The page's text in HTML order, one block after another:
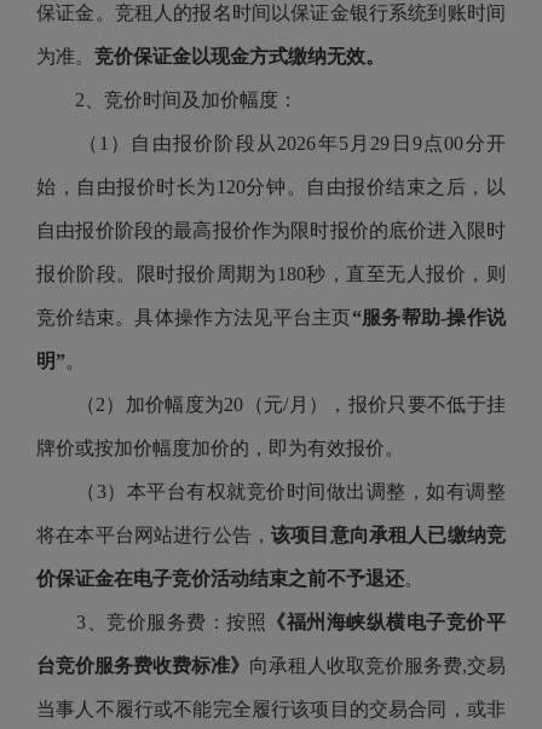
保证金。竞租人的报名时间以保证金银行系统到账时间
为准。 竞价保证金以现金方式缴纳无效。
2、竞价时间及加价幅度：
（ 1）自由报价阶段从2026年5月29日9点00分开
始，自由报价时长为120分钟。自由报价结束之后，以
自由报价阶段的最高报价作为限时报价的底价进入限时
报价阶段。限时报价周期为180秒，直至无人报价，则
竞价结束。具体操作方法见平台主页“服务帮助-操作说
明”。
（2）加价幅度为20（元/月），报价只要不低于挂
牌价或按加价幅度加价的，即为有效报价。
（ 3）本平台有权就竞价时间做出调整，如有调整
将在本平台网站进行公告，该项目意向承租人已缴纳竞
价保证金在电子竞价活动结束之前不予退还。
3、竞价服务费：按照 《福州海峡纵横电子竞价平
台竞价服务费收费标准》 向承租人收取竞价服务费,交易
当事人不履行或不能完全履行该项目的交易合同，或非